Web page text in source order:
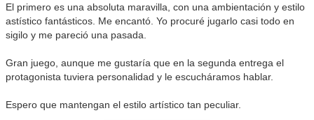
El primero es una absoluta maravilla, con una ambientación y estilo
astístico fantásticos. Me encantó. Yo procuré jugarlo casi todo en
sigilo y me pareció una pasada.
Gran juego, aunque me gustaría que en la segunda entrega el
protagonista tuviera personalidad y le escucháramos hablar.
Espero que mantengan el estilo artístico tan peculiar.